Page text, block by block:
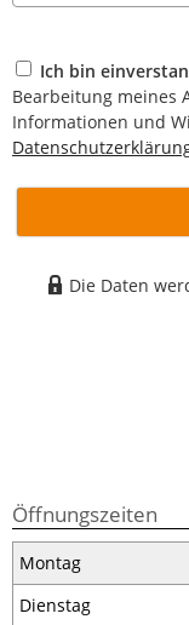
Ich bin
Bearbeitung meines
Informationen und
Die Daten
Öffnungszeiten
Montag
Dienstag